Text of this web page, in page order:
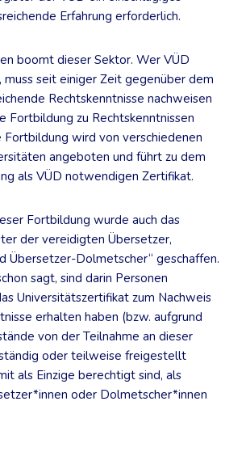
Erfahrung erforderlich.
boomt dieser Sektor. Wer VÜD
seit einiger Zeit gegenüber dem
Rechtskenntnisse nachweisen
Fortbildung zu Rechtskenntnissen
Fortbildung wird von verschiedenen
angeboten und führt zu dem
als VÜD notwendigen Zertifikat.
Fortbildung wurde auch das
der vereidigten Übersetzer,
Übersetzer-Dolmetscher“ geschaffen.
sagt, sind darin Personen
Universitätszertifikat zum Nachweis
erhalten haben (bzw. aufgrund
von der Teilnahme an dieser
oder teilweise freigestellt
als Einzige berechtigt sind, als
oder Dolmetscher*innen